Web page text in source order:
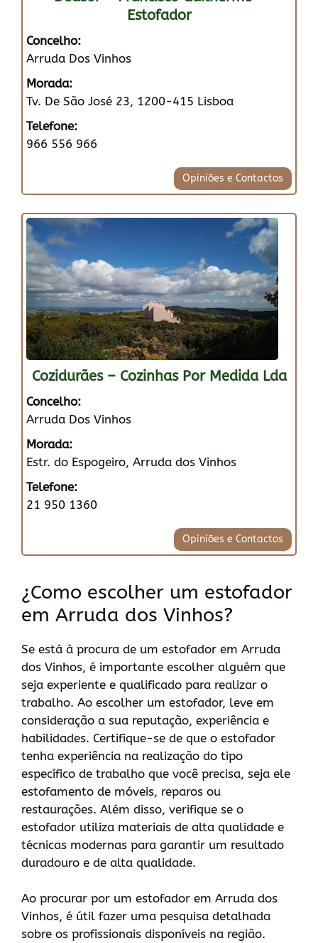
Estofador
Concelho:
Arruda Dos Vinhos
Morada:
Tv. De São José 23, 1200-415 Lisboa
Telefone:
966 556 966
Opiniões e Contactos
Cozidurães – Cozinhas Por Medida Lda
Concelho:
Arruda Dos Vinhos
Morada:
Estr. do Espogeiro, Arruda dos Vinhos
Telefone:
21 950 1360
Opiniões e Contactos
¿Como escolher um estofador
em Arruda dos Vinhos?
Se está à procura de um estofador em Arruda
dos Vinhos, é importante escolher alguém que
seja experiente e qualificado para realizar o
trabalho. Ao escolher um estofador, leve em
consideração a sua reputação, experiência e
habilidades. Certifique-se de que o estofador
tenha experiência na realização do tipo
específico de trabalho que você precisa, seja ele
estofamento de móveis, reparos ou
restaurações. Além disso, verifique se o
estofador utiliza materiais de alta qualidade e
técnicas modernas para garantir um resultado
duradouro e de alta qualidade.
Ao procurar por um estofador em Arruda dos
Vinhos, é útil fazer uma pesquisa detalhada
sobre os profissionais disponíveis na região.